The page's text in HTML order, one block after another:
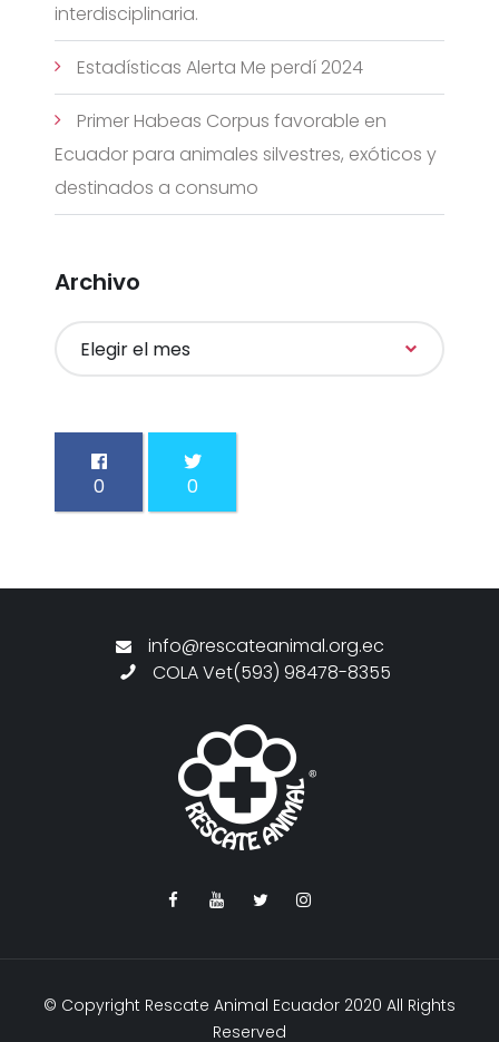
interdisciplinaria.
Estadísticas Alerta Me perdí 2024
Primer Habeas Corpus favorable en
Ecuador para animales silvestres, exóticos y
destinados a consumo
Archivo
0 0
info@rescateanimal.org.ec
COLA Vet(593) 98478-8355
© Copyright Rescate Animal Ecuador 2020 All Rights
Reserved